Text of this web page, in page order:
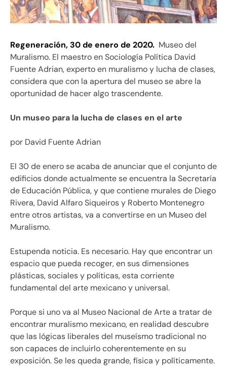
Regeneración, 30 de enero de 2020. Museo del
Muralismo. El maestro en Sociología Política David
Fuente Adrian, experto en muralismo y lucha de clases,
considera que con la apertura del museo se abre la
oportunidad de hacer algo trascendente.
Un museo para la lucha de clases en el arte
por David Fuente Adrian
El 30 de enero se acaba de anunciar que el conjunto de
edificios donde actualmente se encuentra la Secretaría
de Educación Pública, y que contiene murales de Diego
Rivera, David Alfaro Siqueiros y Roberto Montenegro
entre otros artistas, va a convertirse en un Museo del
Muralismo.
Estupenda noticia. Es necesario. Hay que encontrar un
espacio que pueda recoger, en sus dimensiones
plásticas, sociales y políticas, esta corriente
fundamental del arte mexicano y universal.
Porque si uno va al Museo Nacional de Arte a tratar de
encontrar muralismo mexicano, en realidad descubre
que las lógicas liberales del museísmo tradicional no
son capaces de incluirlo coherentemente en su
exposición. Se les queda grande, física y políticamente.